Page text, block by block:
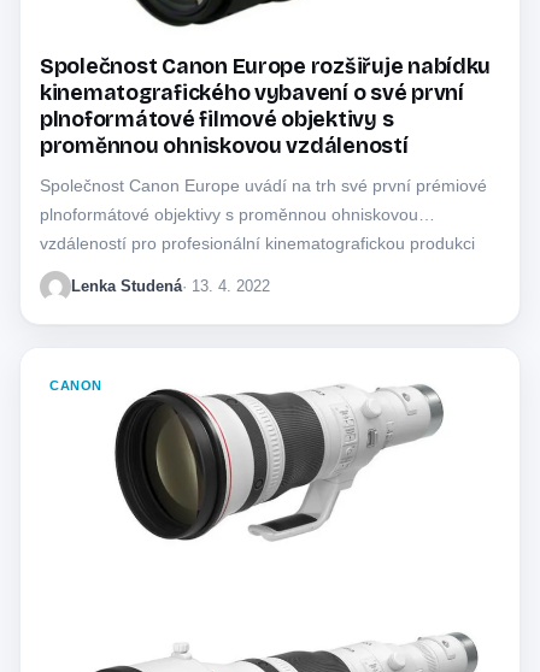
Společnost Canon Europe rozšiřuje nabídku
kinematografického vybavení o své první
plnoformátové filmové objektivy s
proměnnou ohniskovou vzdáleností
Společnost Canon Europe uvádí na trh své první prémiové
plnoformátové objektivy s proměnnou ohniskovou
vzdáleností pro profesionální kinematografickou produkci
sérii Flex Zoom.…
Lenka Studená· 13. 4. 2022
CANON